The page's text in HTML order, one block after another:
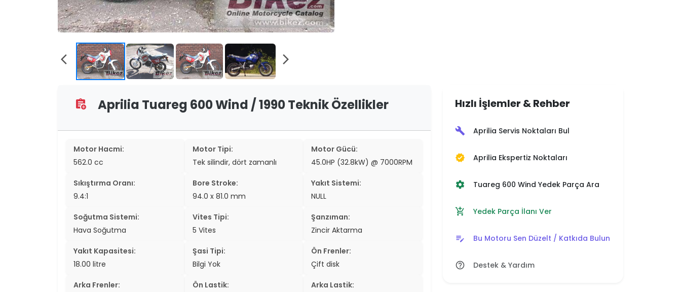
two_wheeler
two_wheeler
grid_view
search
arrow_back_ios arrow_forward_ios
assignment_add Aprilia Tuareg 600 Wind / 1990 Teknik Özellikler
Motor Hacmi:
562.0 cc
Motor Tipi:
Tek silindir, dört zamanlı
Motor Gücü:
45.0HP (32.8kW) @ 7000RPM
Sıkıştırma Oranı:
9.4:1
Bore Stroke:
94.0 x 81.0 mm
Yakıt Sistemi:
NULL
Soğutma Sistemi:
Hava Soğutma
Vites Tipi:
5 Vites
Şanzıman:
Zincir Aktarma
Yakıt Kapasitesi:
18.00 litre
Şasi Tipi:
Bilgi Yok
Ön Frenler:
Çift disk
Arka Frenler:
Ön Lastik:
Arka Lastik:
Hızlı İşlemler & Rehber
build Aprilia Servis Noktaları Bul
verified Aprilia Ekspertiz Noktaları
settings Tuareg 600 Wind Yedek Parça Ara
add_shopping_cart Yedek Parça İlanı Ver
edit_note Bu Motoru Sen Düzelt / Katkıda Bulun
help_outline Destek & Yardım